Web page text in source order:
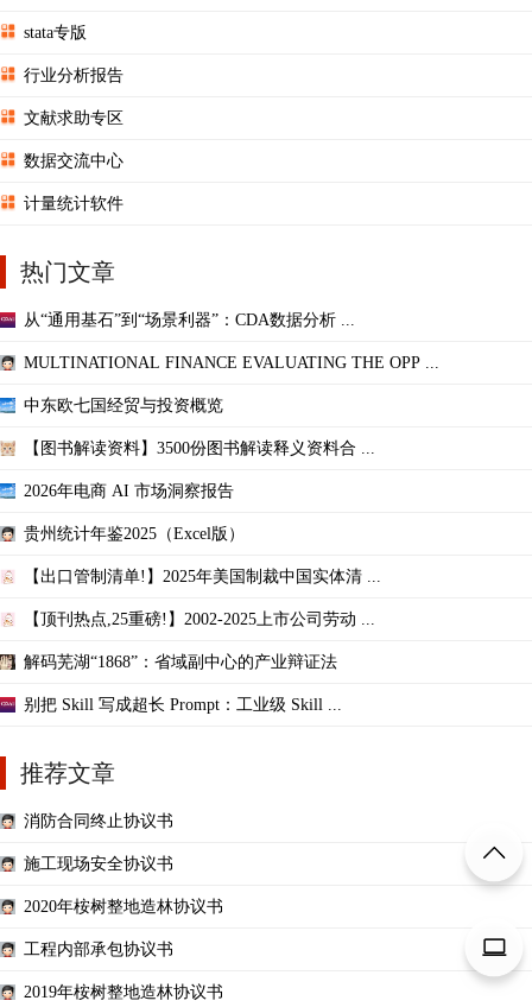
stata专版
行业分析报告
文献求助专区
数据交流中心
计量统计软件
热门文章
从“通用基石”到“场景利器”：CDA数据分析 ...
MULTINATIONAL FINANCE EVALUATING THE OPP ...
中东欧七国经贸与投资概览
【图书解读资料】3500份图书解读释义资料合 ...
2026年电商 AI 市场洞察报告
贵州统计年鉴2025（Excel版）
【出口管制清单!】2025年美国制裁中国实体清 ...
【顶刊热点,25重磅!】2002-2025上市公司劳动 ...
解码芜湖“1868”：省域副中心的产业辩证法
别把 Skill 写成超长 Prompt：工业级 Skill ...
推荐文章
消防合同终止协议书
施工现场安全协议书
2020年桉树整地造林协议书
工程内部承包协议书
2019年桉树整地造林协议书